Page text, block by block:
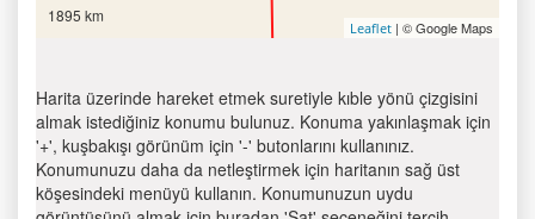
1895 km
Leaflet | © Google Maps
Harita üzerinde hareket etmek suretiyle kıble yönü çizgisini
almak istediğiniz konumu bulunuz. Konuma yakınlaşmak için
'+', kuşbakışı görünüm için '-' butonlarını kullanınız.
Konumunuzu daha da netleştirmek için haritanın sağ üst
köşesindeki menüyü kullanın. Konumunuzun uydu